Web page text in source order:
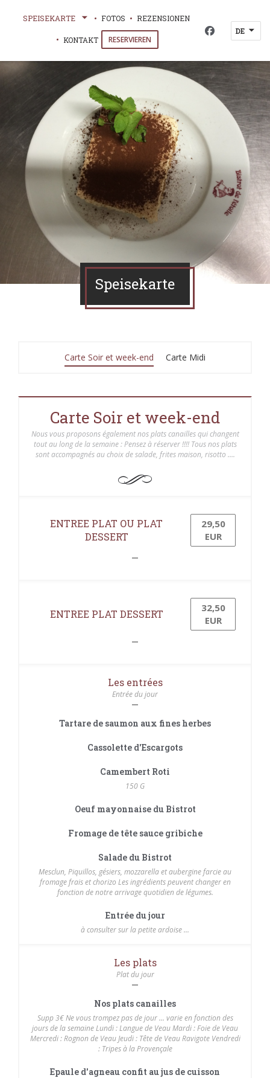
SPEISEKARTE FOTOS REZENSIONEN
KONTAKT RESERVIEREN Facebook
DE
Speisekarte
Carte Soir et week-end Carte Midi
Carte Soir et week-end
Nous vous proposons également nos plats canailles qui changent
tout au long de la semaine : Pensez à réserver !!!! Tous nos plats
sont accompagnés au choix de salade, frites maison, risotto ….
ENTREE PLAT OU PLAT
DESSERT
29,50
EUR
ENTREE PLAT DESSERT
32,50
EUR
Les entrées
Entrée du jour
Tartare de saumon aux fines herbes
Cassolette d'Escargots
Camembert Roti
150 G
Oeuf mayonnaise du Bistrot
Fromage de tête sauce gribiche
Salade du Bistrot
Mesclun, Piquillos, gésiers, mozzarella et aubergine farcie au
fromage frais et chorizo Les ingrédients peuvent changer en
fonction de notre arrivage quotidien de légumes.
Entrée du jour
à consulter sur la petite ardoise ...
Les plats
Plat du jour
Nos plats canailles
Supp 3€ Ne vous trompez pas de jour ... varie en fonction des
jours de la semaine Lundi : Langue de Veau Mardi : Foie de Veau
Mercredi : Rognon de Veau Jeudi : Tête de Veau Ravigote Vendredi
: Tripes à la Provençale
Epaule d'agneau confit au jus de cuisson